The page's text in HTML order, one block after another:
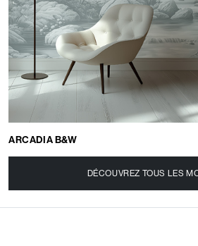
ARCADIA B&W
DÉCOUVREZ TOUS LES